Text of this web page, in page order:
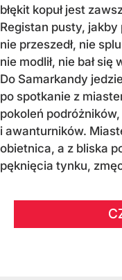
błękit kopuł jest
Registan pusty,
nie przeszedł, nie
nie modlił, nie bał się
Do Samarkandy
po spotkanie z
pokoleń
i awanturników.
obietnica, a z bliska
pęknięcia tynku,